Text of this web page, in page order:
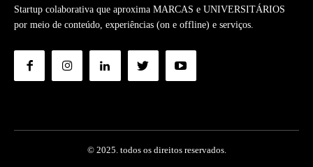
Startup colaborativa que aproxima MARCAS e UNIVERSITÁRIOS
por meio de conteúdo, experiências (on e offline) e serviços.
© 2025. todos os direitos reservados.